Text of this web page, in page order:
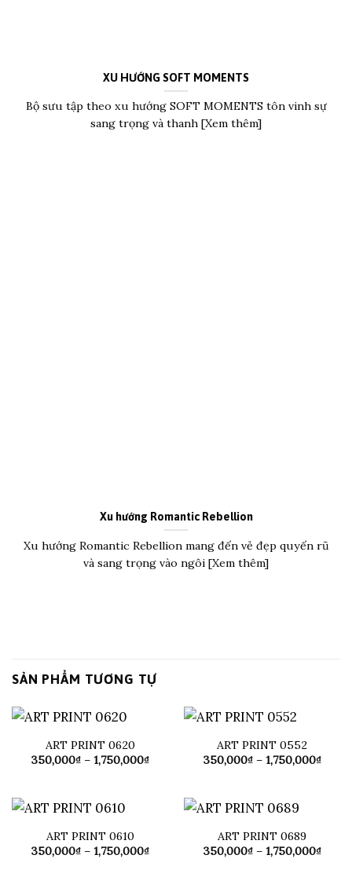
XU HƯỚNG SOFT MOMENTS
Bộ sưu tập theo xu hướng SOFT MOMENTS tôn vinh sự
sang trọng và thanh [Xem thêm]
Xu hướng Romantic Rebellion
Xu hướng Romantic Rebellion mang đến vẻ đẹp quyến rũ
và sang trọng vào ngôi [Xem thêm]
SẢN PHẨM TƯƠNG TỰ
ART PRINT 0620
350,000₫ – 1,750,000₫Khoảng
1,750,000₫
ART PRINT 0552
350,000₫ – 1,750,000₫
ART PRINT 0610
350,000₫ – 1,750,000₫Khoảng
ART PRINT 0689
350,000₫ – 1,750,000₫